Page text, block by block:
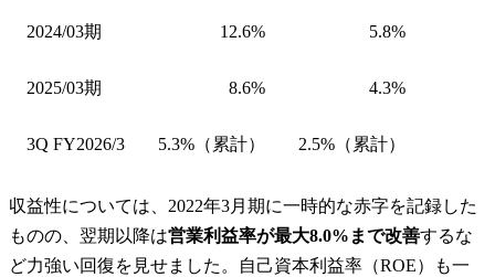
2024/03期 12.6% 5.8%
2025/03期 8.6% 4.3%
3Q FY2026/3 5.3%（累計） 2.5%（累計）
収益性については、2022年3月期に一時的な赤字を記録した
ものの、翌期以降は営業利益率が最大8.0%まで改善するな
ど力強い回復を見せました。自己資本利益率（ROE）も一